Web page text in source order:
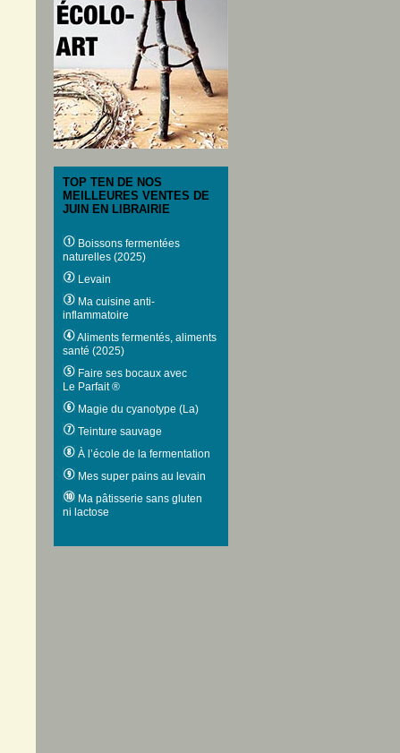
TOP TEN DE NOS
MEILLEURES VENTES DE
JUIN EN LIBRAIRIE
Boissons fermentées
naturelles (2025)
Levain
Ma cuisine anti-
inflammatoire
Aliments fermentés, aliments
santé (2025)
Faire ses bocaux avec
Le Parfait ®
Magie du cyanotype (La)
Teinture sauvage
À l’école de la fermentation
Mes super pains au levain
Ma pâtisserie sans gluten
ni lactose